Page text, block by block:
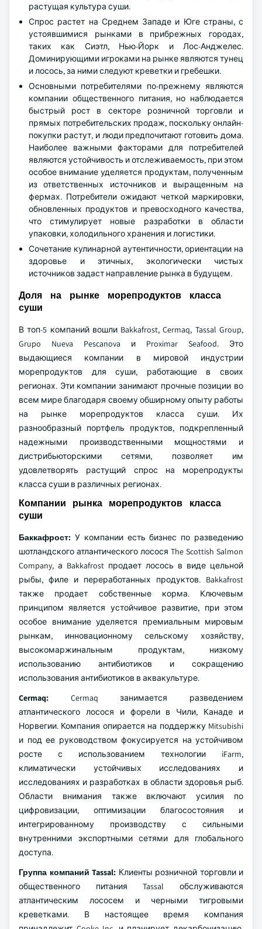
растущая культура суши.
Спрос растет на Среднем Западе и Юге страны, с
устоявшимися рынками в прибрежных городах,
таких как Сиэтл, Нью-Йорк и Лос-Анджелес.
Доминирующими игроками на рынке являются тунец
и лосось, за ними следуют креветки и гребешки.
Основными потребителями по-прежнему являются
компании общественного питания, но наблюдается
быстрый рост в секторе розничной торговли и
прямых потребительских продаж, поскольку онлайн-
покупки растут, и люди предпочитают готовить дома.
Наиболее важными факторами для потребителей
являются устойчивость и отслеживаемость, при этом
особое внимание уделяется продуктам, полученным
из ответственных источников и выращенным на
фермах. Потребители ожидают четкой маркировки,
обновленных продуктов и превосходного качества,
что стимулирует новые разработки в области
упаковки, холодильного хранения и логистики.
Сочетание кулинарной аутентичности, ориентации на
здоровье и этичных, экологически чистых
источников задаст направление рынка в будущем.
Доля на рынке морепродуктов класса
суши
В топ-5 компаний вошли Bakkafrost, Cermaq, Tassal Group,
Grupo Nueva Pescanova и Proximar Seafood. Это
выдающиеся компании в мировой индустрии
морепродуктов для суши, работающие в своих
регионах. Эти компании занимают прочные позиции во
всем мире благодаря своему обширному опыту работы
на рынке морепродуктов класса суши. Их
разнообразный портфель продуктов, подкрепленный
надежными производственными мощностями и
дистрибьюторскими сетями, позволяет им
удовлетворять растущий спрос на морепродукты
класса суши в различных регионах.
Компании рынка морепродуктов класса
суши
Баккафрост: У компании есть бизнес по разведению
шотландского атлантического лосося The Scottish Salmon
Company, а Bakkafrost продает лосось в виде цельной
рыбы, филе и переработанных продуктов. Bakkafrost
также продает собственные корма. Ключевым
принципом является устойчивое развитие, при этом
особое внимание уделяется премиальным мировым
рынкам, инновационному сельскому хозяйству,
высокомаржинальным продуктам, низкому
использованию антибиотиков и сокращению
использования антибиотиков в аквакультуре.
Cermaq: Cermaq занимается разведением
атлантического лосося и форели в Чили, Канаде и
Норвегии. Компания опирается на поддержку Mitsubishi
и под ее руководством фокусируется на устойчивом
росте с использованием технологии iFarm,
климатически устойчивых исследованиях и
исследованиях и разработках в области здоровья рыб.
Области внимания также включают усилия по
цифровизации, оптимизации благосостояния и
интегрированному производству с сильными
внутренними экспортными сетями для глобального
доступа.
Группа компаний Tassal: Клиенты розничной торговли и
общественного питания Tassal обслуживаются
атлантическим лососем и черными тигровыми
креветками. В настоящее время компания